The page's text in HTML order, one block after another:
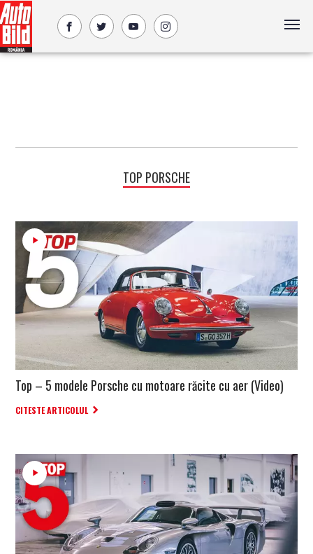
TOP PORSCHE
Top – 5 modele Porsche cu motoare răcite cu aer (Video)
CITESTE ARTICOLUL